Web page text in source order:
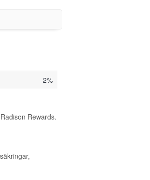
2%
Rewards.